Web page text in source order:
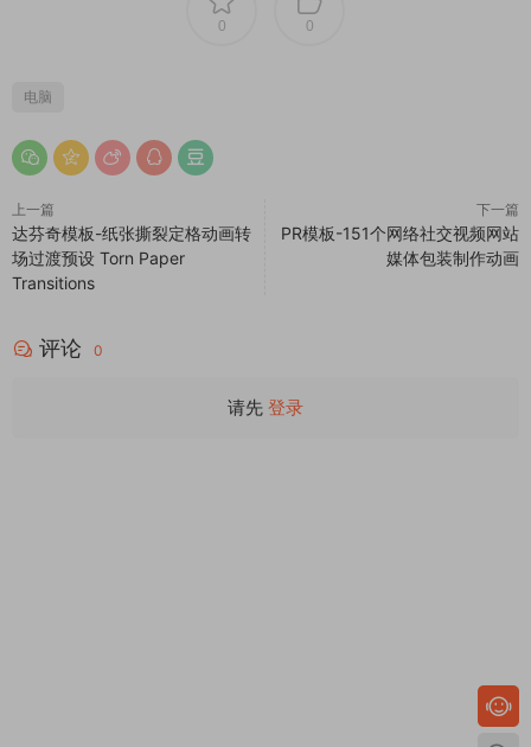
0 0
电脑
上一篇
达芬奇模板-纸张撕裂定格动画转
场过渡预设 Torn Paper
Transitions
下一篇
PR模板-151个网络社交视频网站
媒体包装制作动画
评论 0
请先 登录